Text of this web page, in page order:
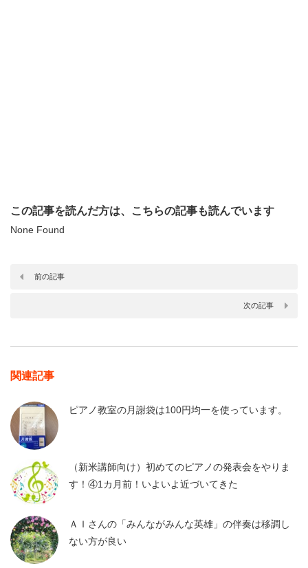
この記事を読んだ方は、こちらの記事も読んでいます
None Found
前の記事
次の記事
関連記事
ピアノ教室の月謝袋は100円均一を使っています。
（新米講師向け）初めてのピアノの発表会をやりま
す！④1カ月前！いよいよ近づいてきた
ＡＩさんの「みんながみんな英雄」の伴奏は移調し
ない方が良い